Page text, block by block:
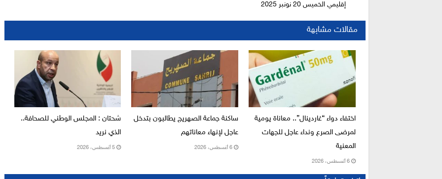
إقليمي الخميس 20 نونبر 2025
مقالات مشابهة
اختفاء دواء “غاردينال”.. معاناة يومية
لمرضى الصرع ونداء عاجل للجهات
المعنية
6 أغسطس، 2026
ساكنة جماعة الصهريج يطالبون بتدخل
عاجل لإنهاء معاناتهم
6 أغسطس، 2026
شحتان : المجلس الوطني للصحافة..
الذي نريد
5 أغسطس، 2026